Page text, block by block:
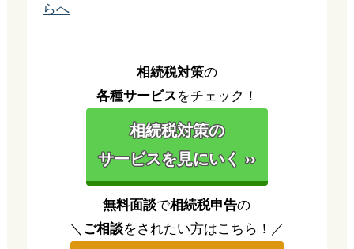
らへ
相続税対策の
各種サービスをチェック！
相続税対策の
サービスを見にいく ››
無料面談で相続税申告の
＼ ご相談をされたい方はこちら！／